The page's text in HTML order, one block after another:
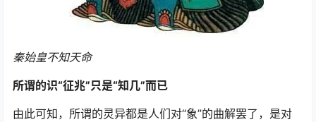
秦始皇不知天命
所谓的识“征兆”只是“知几”而已
由此可知，所谓的灵异都是人们对“象”的曲解罢了，是对